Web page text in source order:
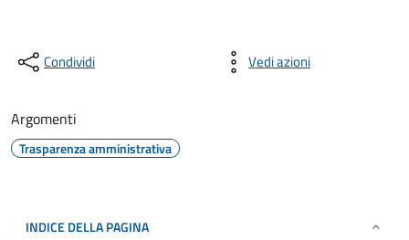
Condividi Vedi azioni
Argomenti
Trasparenza amministrativa
INDICE DELLA PAGINA